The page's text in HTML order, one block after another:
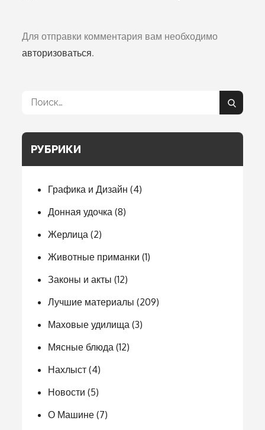
Для отправки комментария вам необходимо
авторизоваться.
Поиск:
Поиск
РУБРИКИ
Графика и Дизайн (4)
Донная удочка (8)
Жерлица (2)
Животные приманки (1)
Законы и акты (12)
Лучшие материалы (209)
Маховые удилища (3)
Мясные блюда (12)
Нахлыст (4)
Новости (5)
О Машине (7)